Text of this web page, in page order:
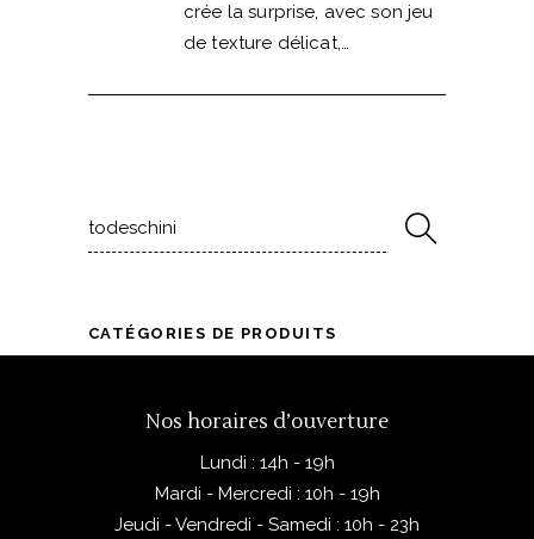
crée la surprise, avec son jeu
de texture délicat,…
pour
CATÉGORIES DE PRODUITS
Nos horaires d’ouverture
Lundi : 14h - 19h
Mardi - Mercredi : 10h - 19h
Jeudi - Vendredi - Samedi : 10h - 23h